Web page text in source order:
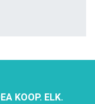
KOOP. ELK.